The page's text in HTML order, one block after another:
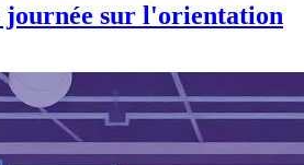
journée sur l'orientation